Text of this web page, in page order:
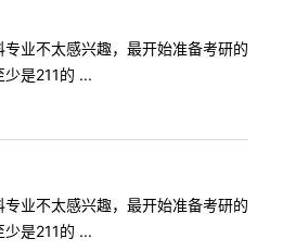
业不太感兴趣，最开始准备考研的
是211的 ...
业不太感兴趣，最开始准备考研的
是211的 ...